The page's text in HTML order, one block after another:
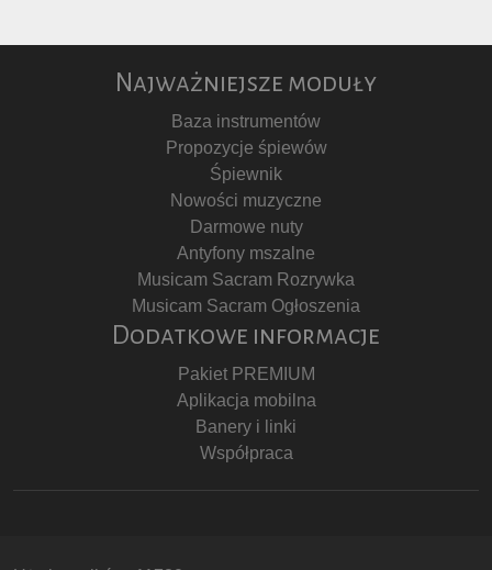
Najważniejsze moduły
Baza instrumentów
Propozycje śpiewów
Śpiewnik
Nowości muzyczne
Darmowe nuty
Antyfony mszalne
Musicam Sacram Rozrywka
Musicam Sacram Ogłoszenia
Dodatkowe informacje
Pakiet PREMIUM
Aplikacja mobilna
Banery i linki
Współpraca